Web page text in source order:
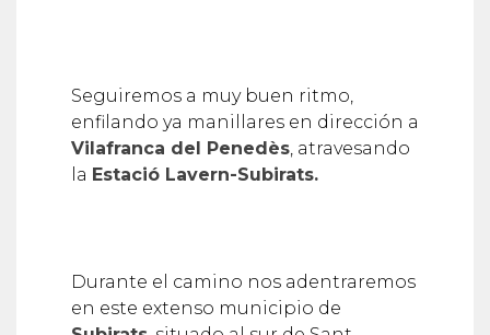
Seguiremos a muy buen ritmo,
enfilando ya manillares en dirección a
Vilafranca del Penedès , atravesando
la Estació Lavern-Subirats.
Durante el camino nos adentraremos
en este extenso municipio de